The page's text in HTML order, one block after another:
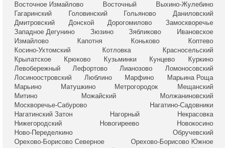
Восточное Измайлово
Восточный
Выхино-Жулебино
Гагаринский
Головинский Гольяново
Даниловский
Дмитровский
Донской Дорогомилово
Замоскворечье
Западное Дегунино
Зюзино Зябликово
Ивановское
Измайлово
Капотня Коньково
Коптево
Косино-Ухтомский
Котловка
Красносельский
Крылатское
Крюково Кузьминки Кунцево
Куркино
Левобережный
Лефортово Лианозово
Ломоносовский
Лосиноостровский
Люблино Марфино
Марьина Роща
Марьино
Матушкино Метрогородок
Мещанский
Митино
Можайский
Молжаниновский
Москворечье-Сабурово
Нагатино-Садовники
Нагатинский Затон
Нагорный
Некрасовка
Нижегородский
Новогиреево
Новокосино
Ново-Переделкино
Обручевский
Орехово-Борисово Северное
Орехово-Борисово Южное